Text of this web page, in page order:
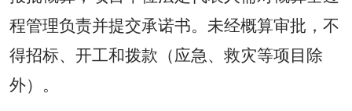
程管理负责并提交承诺书。未经概算审批，不
得招标、开工和拨款（应急、救灾等项目除
外）。